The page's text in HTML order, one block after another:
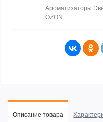
Ароматизаторы
OZON
Описание товара